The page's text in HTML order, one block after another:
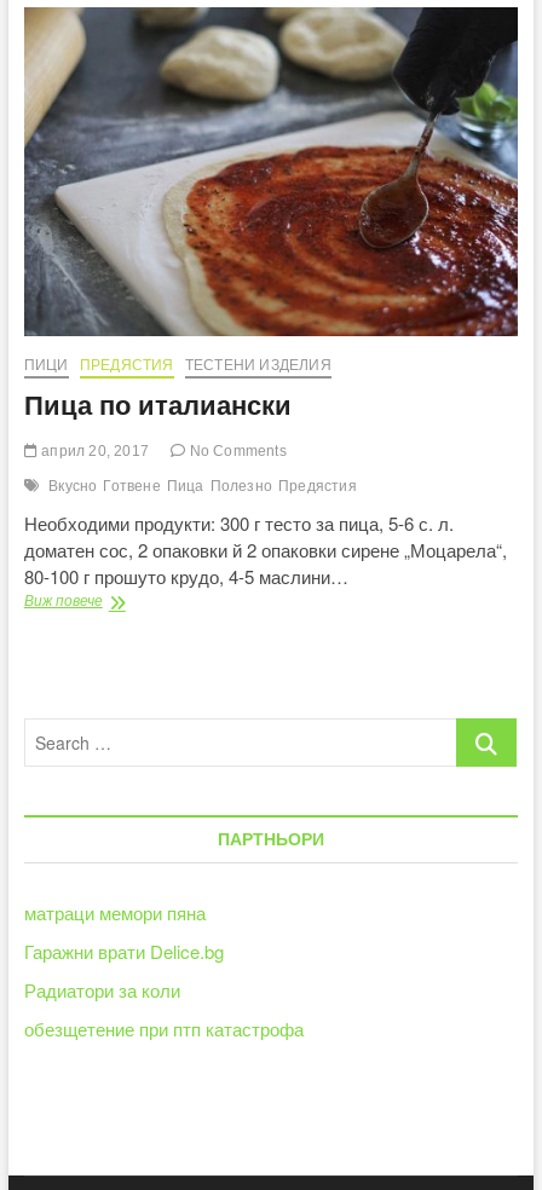
ПИЦИ ПРЕДЯСТИЯ ТЕСТЕНИ ИЗДЕЛИЯ
Пица по италиански
април 20, 2017 No Comments
Вкусно Готвене Пица Полезно Предястия
Необходими продукти: 300 г тесто за пица, 5-6 с. л.
доматен сос, 2 опаковки й 2 опаковки сирене „Моцарела“,
80-100 г прошуто крудо, 4-5 маслини…
Виж повечеПица
Search
ПАРТНЬОРИ
матраци мемори пяна
Гаражни врати Delice.bg
Радиатори за коли
обезщетение при птп катастрофа